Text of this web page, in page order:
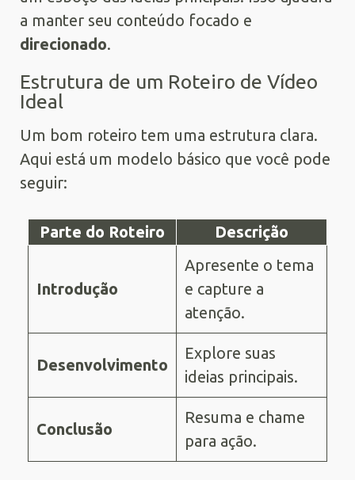
a manter seu conteúdo focado e
direcionado.
Estrutura de um Roteiro de Vídeo
Ideal
Um bom roteiro tem uma estrutura clara.
Aqui está um modelo básico que você pode
seguir:
Parte do Roteiro Descrição
Introdução
Apresente o tema
e capture a
atenção.
Desenvolvimento
Explore suas
ideias principais.
Conclusão
Resuma e chame
para ação.